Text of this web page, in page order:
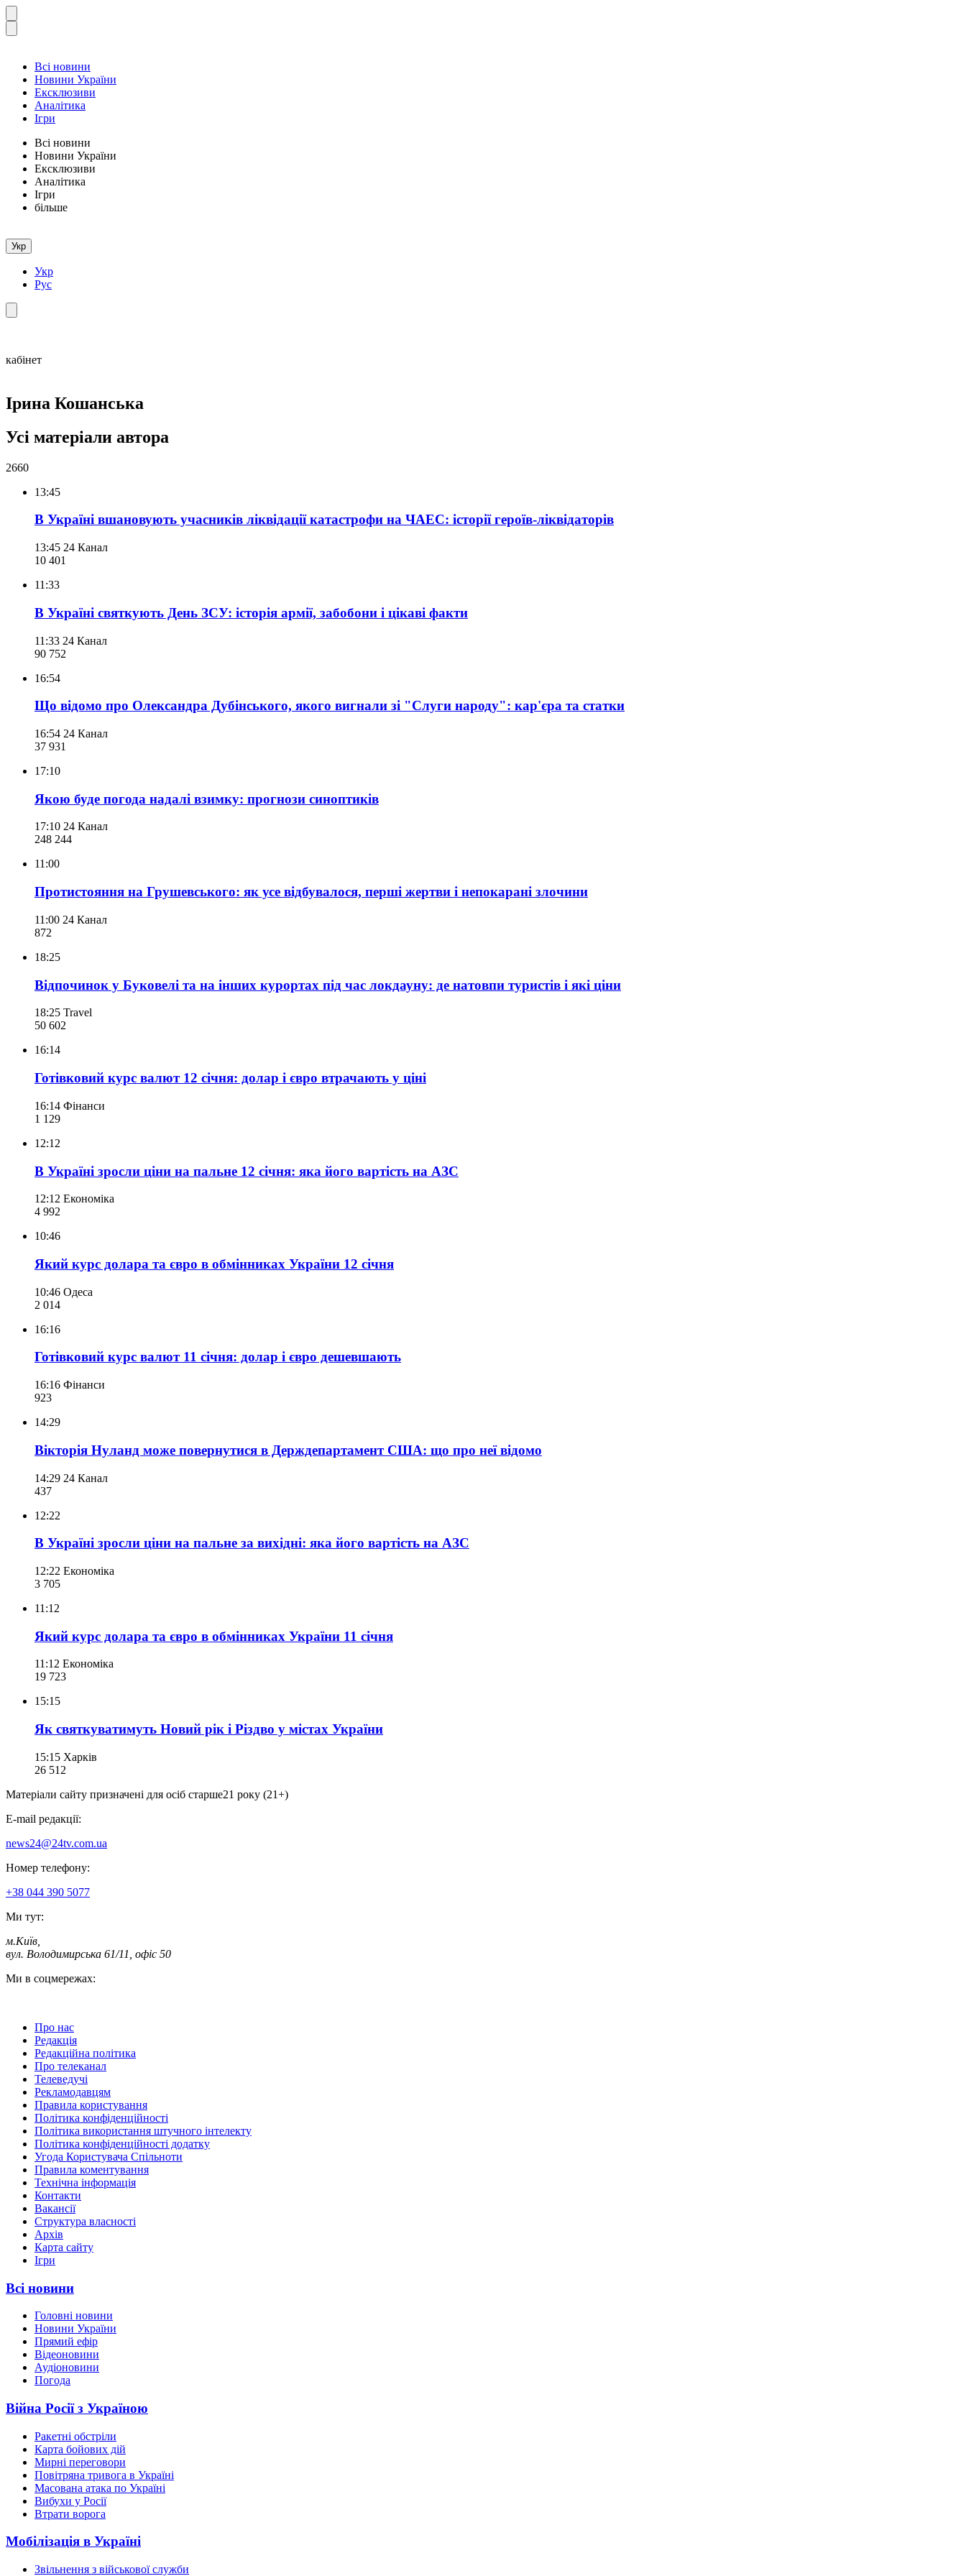
Всі новини
Новини України
Ексклюзиви
Аналітика
Ігри
Всі новини
Новини України
Ексклюзиви
Аналітика
Ігри
більше
Укр
Укр
Рус
кабінет
Ірина Кошанська
Усі матеріали автора
2660
13:45
В Україні вшановують учасників ліквідації катастрофи на ЧАЕС: історії героїв-ліквідаторів
13:45 24 Канал
10 401
11:33
В Україні святкують День ЗСУ: історія армії, забобони і цікаві факти
11:33 24 Канал
90 752
16:54
Що відомо про Олександра Дубінського, якого вигнали зі "Слуги народу": кар'єра та статки
16:54 24 Канал
37 931
17:10
Якою буде погода надалі взимку: прогнози синоптиків
17:10 24 Канал
248 244
11:00
Протистояння на Грушевського: як усе відбувалося, перші жертви і непокарані злочини
11:00 24 Канал
872
18:25
Відпочинок у Буковелі та на інших курортах під час локдауну: де натовпи туристів і які ціни
18:25 Travel
50 602
16:14
Готівковий курс валют 12 січня: долар і євро втрачають у ціні
16:14 Фінанси
1 129
12:12
В Україні зросли ціни на пальне 12 січня: яка його вартість на АЗС
12:12 Економіка
4 992
10:46
Який курс долара та євро в обмінниках України 12 січня
10:46 Одеса
2 014
16:16
Готівковий курс валют 11 січня: долар і євро дешевшають
16:16 Фінанси
923
14:29
Вікторія Нуланд може повернутися в Держдепартамент США: що про неї відомо
14:29 24 Канал
437
12:22
В Україні зросли ціни на пальне за вихідні: яка його вартість на АЗС
12:22 Економіка
3 705
11:12
Який курс долара та євро в обмінниках України 11 січня
11:12 Економіка
19 723
15:15
Як святкуватимуть Новий рік і Різдво у містах України
15:15 Харків
26 512
Матеріали сайту призначені для осіб старше21 року (21+)
E-mail редакції:
news24@24tv.com.ua
Номер телефону:
+38 044 390 5077
Ми тут:
м.Київ
вул. Володимирська 61/11, офіс 50
Ми в соцмережах:
Про нас
Редакція
Редакційна політика
Про телеканал
Телеведучі
Рекламодавцям
Правила користування
Політика конфіденційності
Політика використання штучного інтелекту
Політика конфіденційності додатку
Угода Користувача Спільноти
Правила коментування
Технічна інформація
Контакти
Вакансії
Структура власності
Архів
Карта сайту
Ігри
Всі новини
Головні новини
Новини України
Прямий ефір
Відеоновини
Аудіоновини
Погода
Війна Росії з Україною
Ракетні обстріли
Карта бойових дій
Мирні переговори
Повітряна тривога в Україні
Масована атака по Україні
Вибухи у Росії
Втрати ворога
Мобілізація в Україні
Звільнення з військової служби